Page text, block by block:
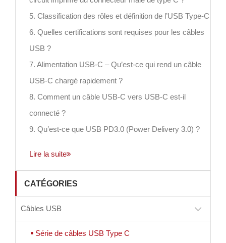
5. Classification des rôles et définition de l’USB Type-C
6. Quelles certifications sont requises pour les câbles
USB ?
7. Alimentation USB-C – Qu’est-ce qui rend un câble
USB-C chargé rapidement ?
8. Comment un câble USB-C vers USB-C est-il
connecté ?
9. Qu’est-ce que USB PD3.0 (Power Delivery 3.0) ?
Lire la suite
CATÉGORIES
Câbles USB
Série de câbles USB Type C